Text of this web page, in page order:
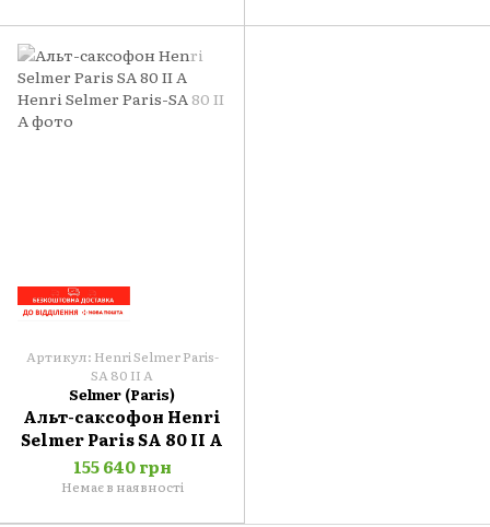
Артикул: Henri Selmer Paris-
SA 80 II A
Selmer (Paris)
Альт-саксофон Henri
Selmer Paris SA 80 II A
155 640 грн
Немає в наявності